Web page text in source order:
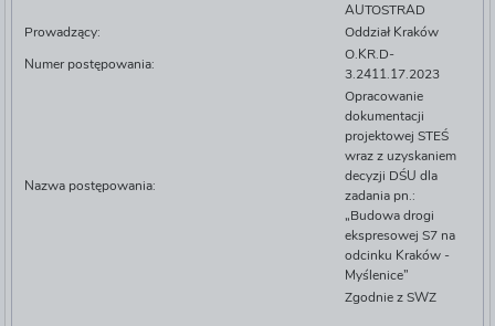
AUTOSTRAD
Prowadzący:
Oddział Kraków
Numer postępowania:
O.KR.D-
3.2411.17.2023
Nazwa postępowania:
Opracowanie
dokumentacji
projektowej STEŚ
wraz z uzyskaniem
decyzji DŚU dla
zadania pn.:
„Budowa drogi
ekspresowej S7 na
odcinku Kraków -
Myślenice”
Zgodnie z SWZ